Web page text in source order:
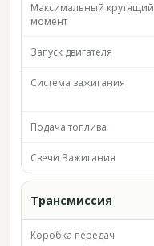
Максимальный крутящий
момент
Запуск двигателя
Система зажигания
Подача топлива
Свечи Зажигания
Трансмиссия
Коробка передач